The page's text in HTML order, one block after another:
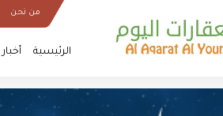
من نحن
الرئيسية أخبار